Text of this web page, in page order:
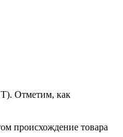
Отметим, как
происхождение товара